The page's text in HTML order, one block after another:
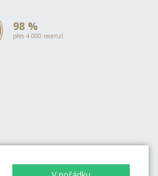
98 %
přes 4 000 recenzí